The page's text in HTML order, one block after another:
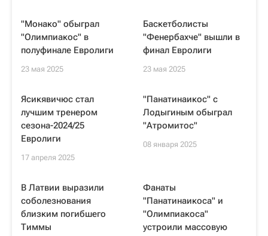
"Монако" обыграл
"Олимпиакос" в
полуфинале Евролиги
23 мая 2025
Баскетболисты
"Фенербахче" вышли в
финал Евролиги
23 мая 2025
Ясикявичюс стал
лучшим тренером
сезона-2024/25
Евролиги
17 апреля 2025
"Панатинаикос" с
Лодыгиным обыграл
"Атромитос"
08 января 2025
В Латвии выразили
соболезнования
близким погибшего
Тиммы
Фанаты
"Панатинаикоса" и
"Олимпиакоса"
устроили массовую